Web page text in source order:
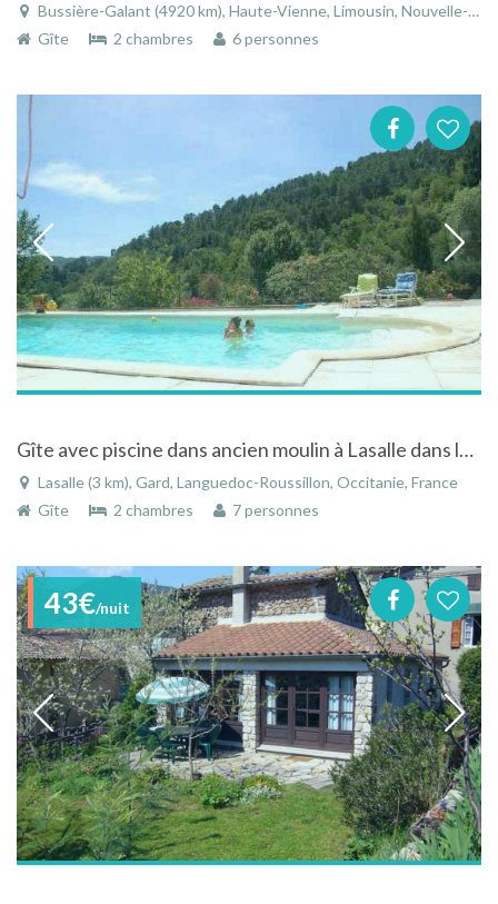
Bussière-Galant (4920 km), Haute-Vienne, Limousin, Nouvelle-Aquitaine, France
Gîte
2 chambres 6 personnes
Gîte avec piscine dans ancien moulin à Lasalle dans le Languedoc Roussillon
Lasalle (3 km), Gard, Languedoc-Roussillon, Occitanie, France
Gîte
2 chambres 7 personnes
43€/nuit